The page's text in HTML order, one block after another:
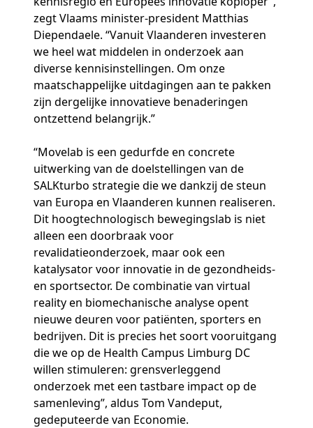
zegt Vlaams minister-president Matthias
Diependaele. “Vanuit Vlaanderen investeren
we heel wat middelen in onderzoek aan
diverse kennisinstellingen. Om onze
maatschappelijke uitdagingen aan te pakken
zijn dergelijke innovatieve benaderingen
ontzettend belangrijk.”
“Movelab is een gedurfde en concrete
uitwerking van de doelstellingen van de
SALKturbo strategie die we dankzij de steun
van Europa en Vlaanderen kunnen realiseren.
Dit hoogtechnologisch bewegingslab is niet
alleen een doorbraak voor
revalidatieonderzoek, maar ook een
katalysator voor innovatie in de gezondheids-
en sportsector. De combinatie van virtual
reality en biomechanische analyse opent
nieuwe deuren voor patiënten, sporters en
bedrijven. Dit is precies het soort vooruitgang
die we op de Health Campus Limburg DC
willen stimuleren: grensverleggend
onderzoek met een tastbare impact op de
samenleving”, aldus Tom Vandeput,
gedeputeerde van Economie.